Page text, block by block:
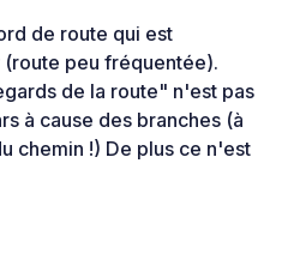
de route qui est
peu fréquentée).
de la route" n'est pas
à cause des branches (à
chemin !) De plus ce n'est